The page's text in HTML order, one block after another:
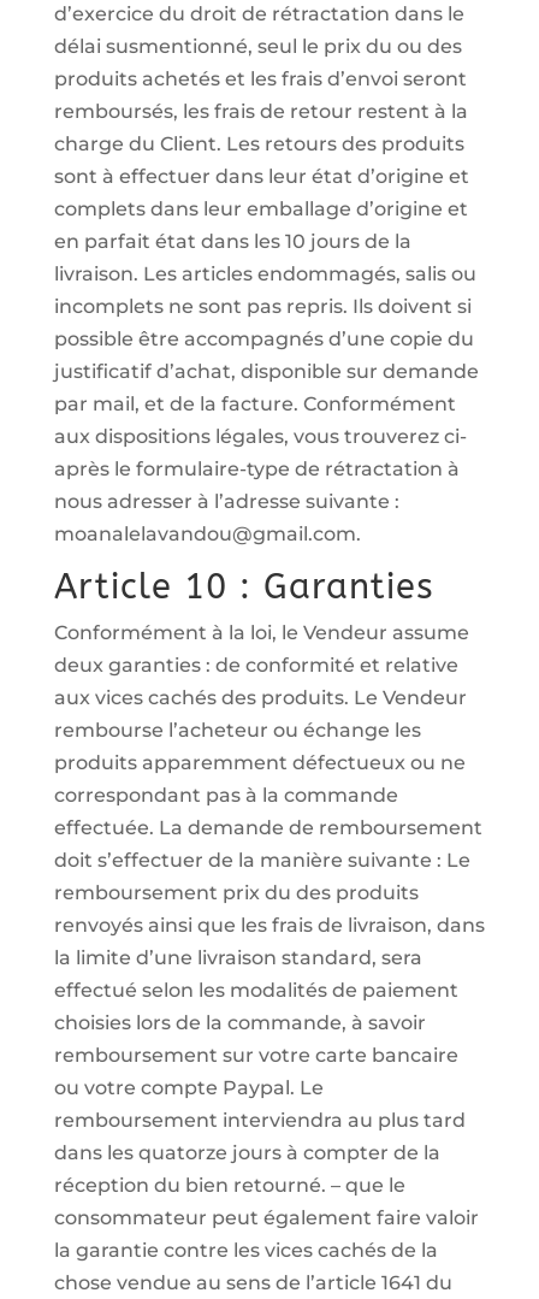
d’exercice du droit de rétractation dans le
délai susmentionné, seul le prix du ou des
produits achetés et les frais d’envoi seront
remboursés, les frais de retour restent à la
charge du Client. Les retours des produits
sont à effectuer dans leur état d’origine et
complets dans leur emballage d’origine et
en parfait état dans les 10 jours de la
livraison. Les articles endommagés, salis ou
incomplets ne sont pas repris. Ils doivent si
possible être accompagnés d’une copie du
justificatif d’achat, disponible sur demande
par mail, et de la facture. Conformément
aux dispositions légales, vous trouverez ci-
après le formulaire-type de rétractation à
nous adresser à l’adresse suivante :
moanalelavandou@gmail.com.
Article 10 : Garanties
Conformément à la loi, le Vendeur assume
deux garanties : de conformité et relative
aux vices cachés des produits. Le Vendeur
rembourse l’acheteur ou échange les
produits apparemment défectueux ou ne
correspondant pas à la commande
effectuée. La demande de remboursement
doit s’effectuer de la manière suivante : Le
remboursement prix du des produits
renvoyés ainsi que les frais de livraison, dans
la limite d’une livraison standard, sera
effectué selon les modalités de paiement
choisies lors de la commande, à savoir
remboursement sur votre carte bancaire
ou votre compte Paypal. Le
remboursement interviendra au plus tard
dans les quatorze jours à compter de la
réception du bien retourné. – que le
consommateur peut également faire valoir
la garantie contre les vices cachés de la
chose vendue au sens de l’article 1641 du